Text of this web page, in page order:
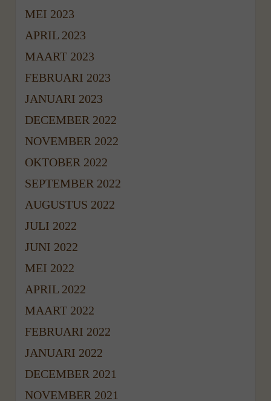
MEI 2023
APRIL 2023
MAART 2023
FEBRUARI 2023
JANUARI 2023
DECEMBER 2022
NOVEMBER 2022
OKTOBER 2022
SEPTEMBER 2022
AUGUSTUS 2022
JULI 2022
JUNI 2022
MEI 2022
APRIL 2022
MAART 2022
FEBRUARI 2022
JANUARI 2022
DECEMBER 2021
NOVEMBER 2021